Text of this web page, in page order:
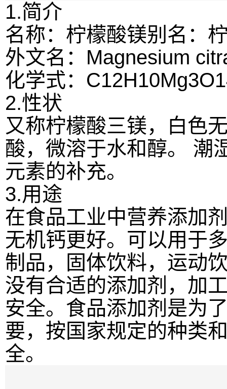
1.简介
名称：柠檬酸镁别名：
外文名：Magnesium
化学式：
2.性状
又称柠檬酸三镁，白色
酸，微溶于水和醇。 潮
元素的补充。
3.用途
在食品工业中营养添加
无机钙更好。可以用于
制品，固体饮料，运动
没有合适的添加剂，加
安全。食品添加剂是为
要，按国家规定的种类
全。